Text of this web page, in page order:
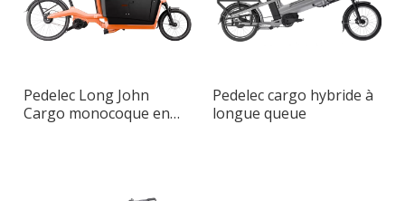
Pedelec Long John
Cargo monocoque en
Pedelec cargo hybride à
longue queue